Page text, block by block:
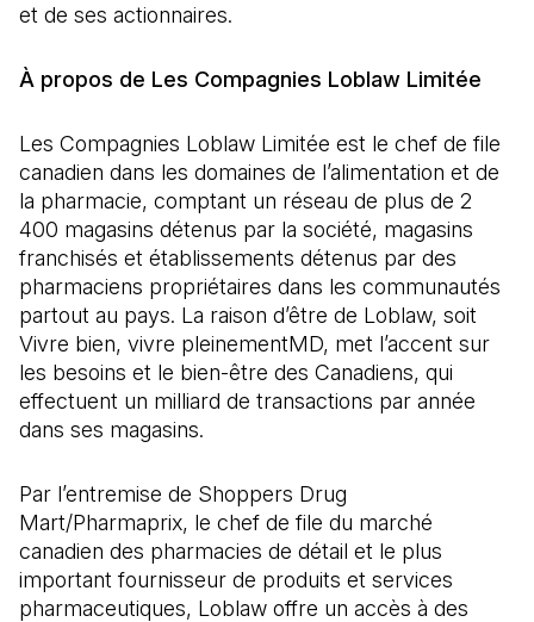
et de ses actionnaires.
À propos de Les Compagnies Loblaw Limitée
Les Compagnies Loblaw Limitée est le chef de file
canadien dans les domaines de l’alimentation et de
la pharmacie, comptant un réseau de plus de 2
400 magasins détenus par la société, magasins
franchisés et établissements détenus par des
pharmaciens propriétaires dans les communautés
partout au pays. La raison d’être de Loblaw, soit
Vivre bien, vivre pleinementMD, met l’accent sur
les besoins et le bien-être des Canadiens, qui
effectuent un milliard de transactions par année
dans ses magasins.
Par l’entremise de Shoppers Drug
Mart/Pharmaprix, le chef de file du marché
canadien des pharmacies de détail et le plus
important fournisseur de produits et services
pharmaceutiques, Loblaw offre un accès à des